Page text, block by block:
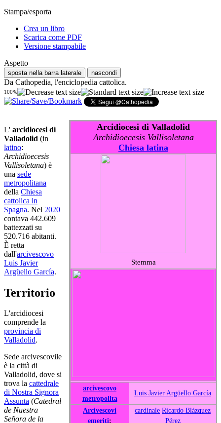
Stampa/esporta
Crea un libro
Scarica come PDF
Versione stampabile
Aspetto
sposta nella barra laterale nascondi
Da Cathopedia, l'enciclopedia cattolica.
100%
Arcidiocesi di Valladolid
Archidioecesis Vallisoletana
Chiesa latina
Stemma
arcivescovo
metropolita
Luis Javier Argüello García
Arcivescovi
emeriti:
cardinale Ricardo Blázquez
Pérez
L' arcidiocesi di
Valladolid (in
latino:
Archidioecesis
Vallisoletana) è
una sede
metropolitana
della Chiesa
cattolica in
Spagna. Nel 2020
contava 442.609
battezzati su
520.716 abitanti.
È retta
dall'arcivescovo
Luis Javier
Argüello García.
Territorio
L'arcidiocesi
comprende la
provincia di
Valladolid.
Sede arcivescovile
è la città di
Valladolid, dove si
trova la cattedrale
di Nostra Signora
Assunta (Catedral
de Nuestra
Señora de la